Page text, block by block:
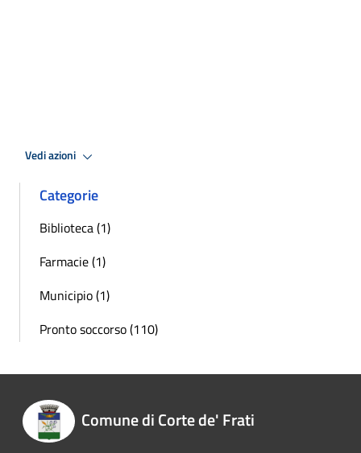
Vedi azioni
Categorie
Biblioteca (1)
Farmacie (1)
Municipio (1)
Pronto soccorso (110)
Comune di Corte de' Frati